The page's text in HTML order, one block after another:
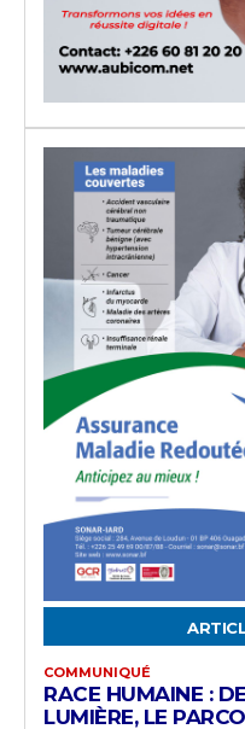
COMMUNIQUÉ
RACE HUMAINE :
LUMIÈRE, LE